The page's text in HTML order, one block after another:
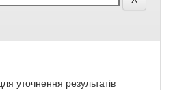
уточнення результатів